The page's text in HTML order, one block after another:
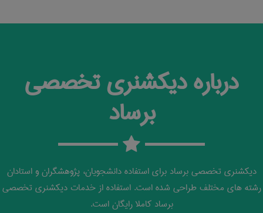
درباره دیکشنری تخصصی
برساد
دیکشنری تخصصی برساد برای استفاده دانشجویان، پژوهشگران و استادان
رشته های مختلف طراحی شده است. استفاده از خدمات دیکشنری تخصصی
برساد کاملا رایگان است.